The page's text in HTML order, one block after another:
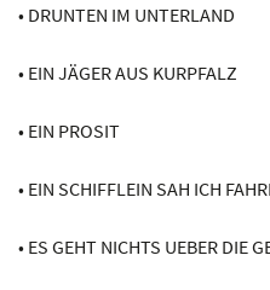
• DRUNTEN IM UNTERLAND
• EIN JÄGER AUS KURPFALZ
• EIN PROSIT
• EIN SCHIFFLEIN SAH ICH
• ES GEHT NICHTS UEBER DIE